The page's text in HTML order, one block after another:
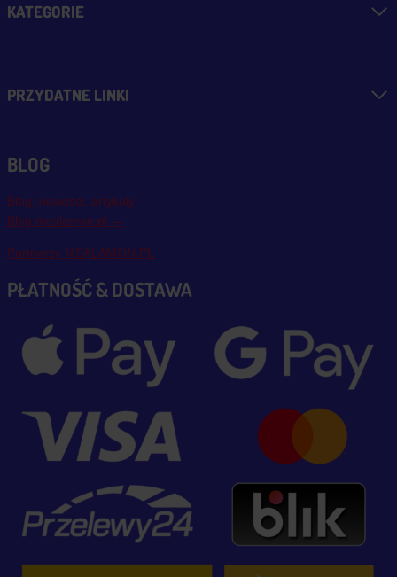
KATEGORIE
PRZYDATNE LINKI
BLOG
Blog, nowości, artykuły
Blog msalamon.pl →
Partnerzy MSALAMON.PL
PŁATNOŚĆ & DOSTAWA